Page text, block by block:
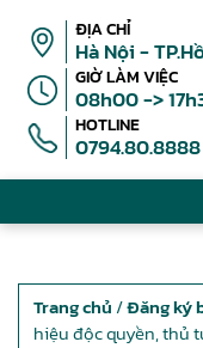
ĐỊA CHỈ
Hà Nội -
GIỜ LÀM VIỆC
08h00 ->
HOTLINE
0794.80.8888
Trang chủ /Đăng ký
hiệu độc quyền, thủ